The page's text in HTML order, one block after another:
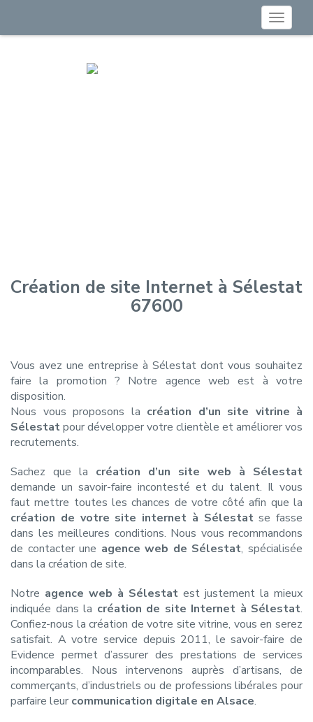
Toggle
Création de site Internet à Sélestat
67600
Vous avez une entreprise à Sélestat dont vous souhaitez
faire la promotion ? Notre agence web est à votre
disposition.
Nous vous proposons la création d’un site vitrine à
Sélestatpour développer votre clientèle et améliorer vos
recrutements.
Sachez que la création d’un site web à Sélestat
demande un savoir-faire incontesté et du talent. Il vous
faut mettre toutes les chances de votre côté afin que la
création de votre site internet à Sélestatse fasse
dans les meilleures conditions. Nous vous recommandons
de contacter une agence web de Sélestat, spécialisée
dans la création de site.
Notre agence web à Sélestat est justement la mieux
indiquée dans la création de site Internet à Sélestat.
Confiez-nous la création de votre site vitrine, vous en serez
satisfait. A votre service depuis 2011, le savoir-faire de
Evidence permet d’assurer des prestations de services
incomparables. Nous intervenons auprès d’artisans, de
commerçants, d’industriels ou de professions libérales pour
parfaire leur communication digitale en Alsace.